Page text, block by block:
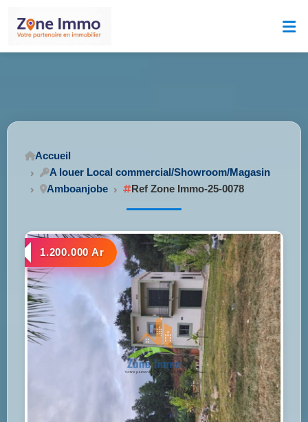
Accueil
A louer Local commercial/Showroom/Magasin
Amboanjobe
Ref Zone Immo-25-0078
1.200.000 Ar